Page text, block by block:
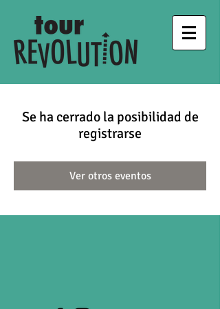
Se ha cerrado la posibilidad de
registrarse
Ver otros eventos